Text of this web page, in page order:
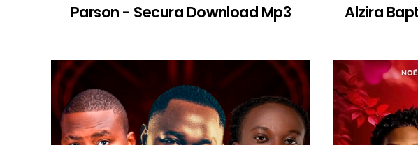
Parson - Secura Download Mp3 Alzira